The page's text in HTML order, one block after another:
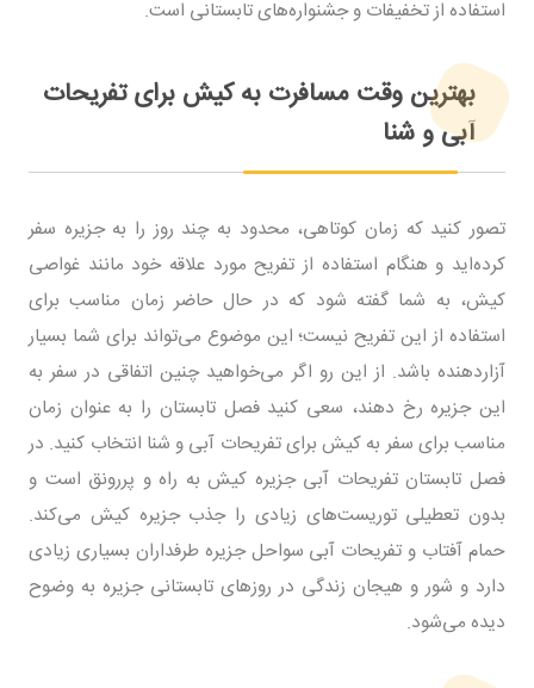
استفاده از تخفیفات و جشنواره‌های تابستانی است.
بهترین وقت مسافرت به کیش برای تفریحات
آبی و شنا
تصور کنید که زمان کوتاهی، محدود به چند روز را به جزیره سفر
کرده‌اید و هنگام استفاده از تفریح مورد علاقه خود مانند غواصی
کیش، به شما گفته شود که در حال حاضر زمان مناسب برای
استفاده از این تفریح نیست؛ این موضوع می‌تواند برای شما بسیار
آزاردهنده باشد. از این رو اگر می‌خواهید چنین اتفاقی در سفر به
این جزیره رخ دهند، سعی کنید فصل تابستان را به عنوان زمان
مناسب برای سفر به کیش برای تفریحات آبی و شنا انتخاب کنید. در
فصل تابستان تفریحات آبی جزیره کیش به راه و پررونق است و
بدون تعطیلی توریست‌های زیادی را جذب جزیره کیش می‌کند.
حمام آفتاب و تفریحات آبی سواحل جزیره طرفداران بسیاری زیادی
دارد و شور و هیجان زندگی در روزهای تابستانی جزیره به وضوح
دیده می‌شود.